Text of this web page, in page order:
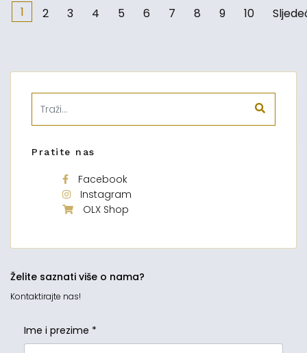
1 2 3 4 5 6 7 8 9 10
Pratite nas
Facebook
Instagram
OLX Shop
Želite saznati više o nama?
Kontaktirajte nas!
Ime i prezime *